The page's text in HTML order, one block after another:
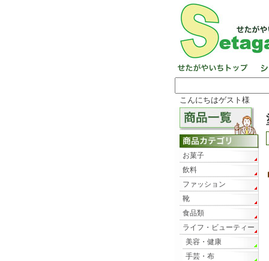
こんにちはゲスト様
お菓子
飲料
ファッション
靴
食品類
ライフ・ビューティー
美容・健康
手芸・布